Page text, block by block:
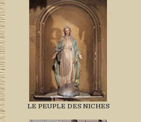
LE PEUPLE DES NICHES